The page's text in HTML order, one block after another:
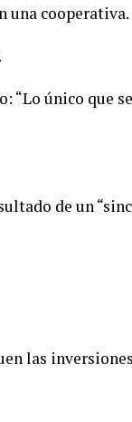
una cooperativa.
“Lo único que
de un
las